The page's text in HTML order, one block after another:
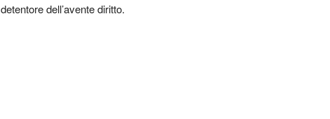
detentore dell’avente diritto.